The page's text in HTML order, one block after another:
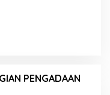
PENGADAAN